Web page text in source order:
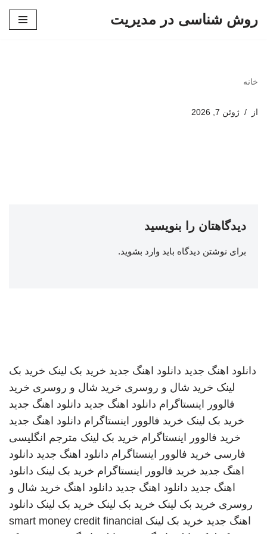
روش شناسی در مدیریت
خانه
از ژوئن 7, 2026
دیدگاهتان را بنویسید
برای نوشتن دیدگاه باید وارد بشوید.
دانلود اهنگ جدید دانلود اهنگ جدید خرید بک لینک خرید بک
لینک خرید شال و روسری خرید شال و روسری خرید
فالوور اینستاگرام دانلود اهنگ جدید دانلود اهنگ جدید
خرید بک لینک خرید فالوور اینستاگرام دانلود اهنگ جدید
خرید فالوور اینستاگرام خرید بک لینک مترجم انگلیسی
فارسی خرید فالوور اینستاگرام دانلود اهنگ جدید دانلود
اهنگ جدید خرید فالوور اینستاگرام خرید بک لینک دانلود
اهنگ جدید دانلود اهنگ جدید دانلود اهنگ خرید شال و
روسری خرید بک لینک خرید بک لینک خرید بک لینک دانلود
اهنگ جدید خرید بک لینک smart money credit financial